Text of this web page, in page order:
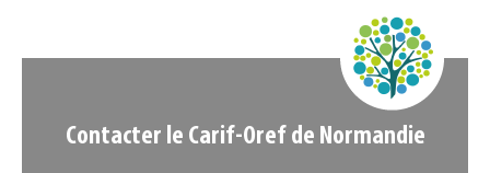
Contacter le Carif-Oref de Normandie